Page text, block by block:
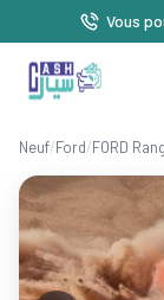
Vous
Neuf/Ford/FORD